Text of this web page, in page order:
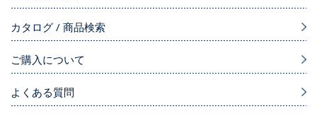
カタログ / 商品検索
ご購入について
よくある質問